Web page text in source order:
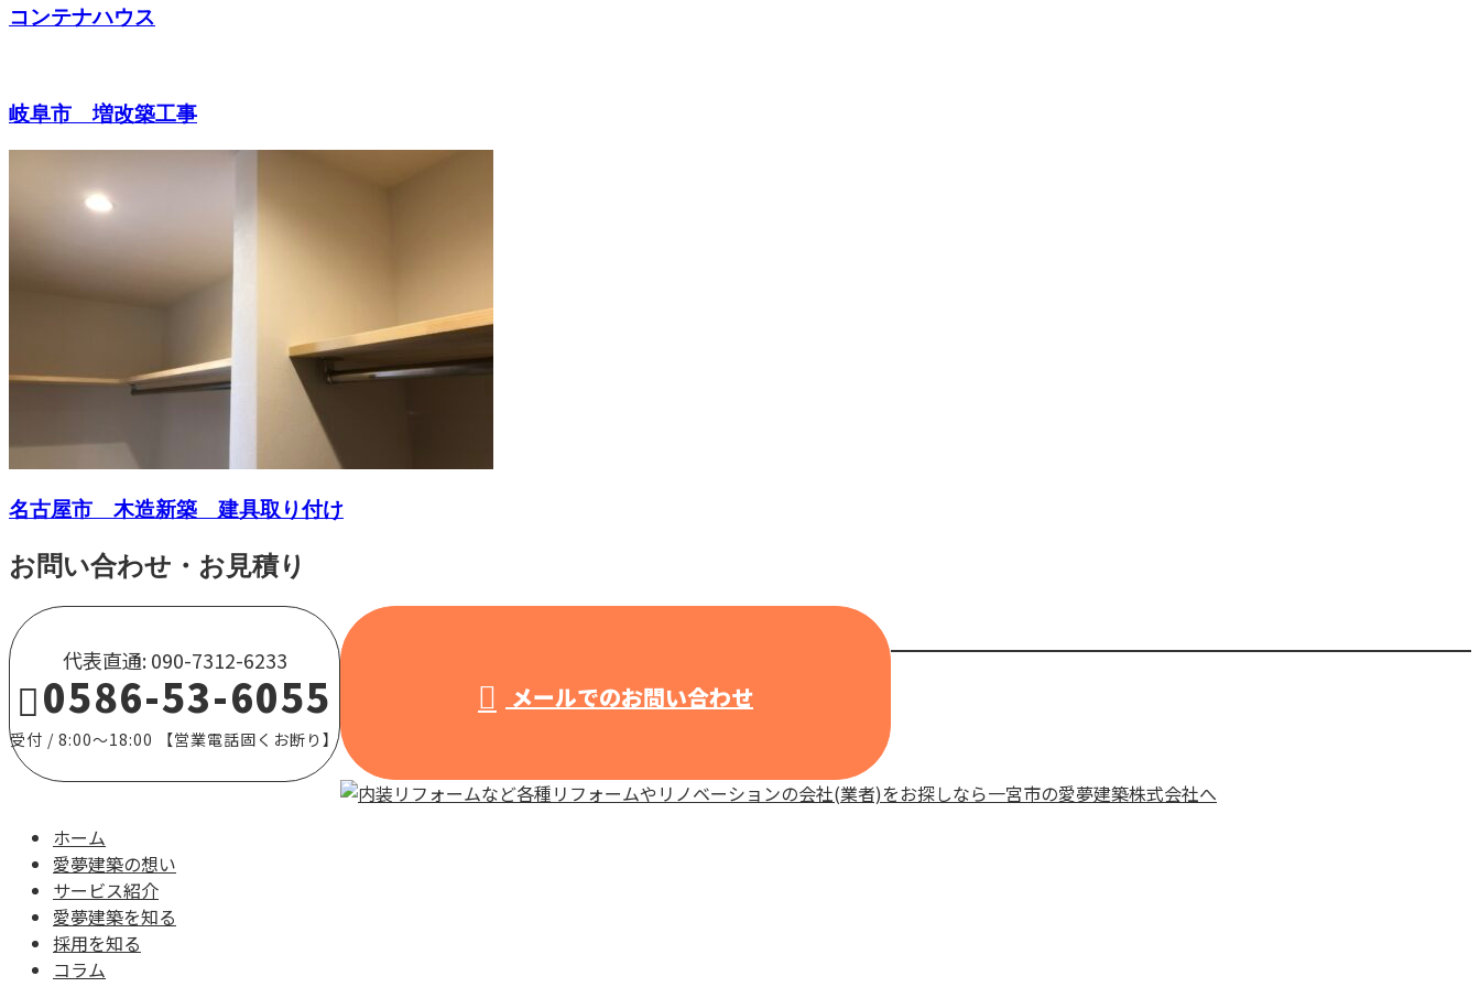
コンテナハウス
岐阜市 増改築工事
名古屋市 木造新築 建具取り付け
お問い合わせ・お見積り
代表直通: 090-7312-6233
0586-53-6055
受付 / 8:00～18:00 【営業電話固くお断り】
メールでのお問い合わせ
ホーム
愛夢建築の想い
サービス紹介
愛夢建築を知る
採用を知る
コラム